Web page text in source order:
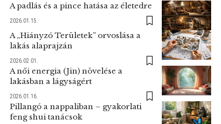
A padlás és a pince hatása az életedre
2026.01.15.
A „Hiányzó Területek” orvoslása a
lakás alaprajzán
2026.02.01.
A női energia (Jin) növelése a
lakásban a lágyságért
2026.01.16.
Pillangó a nappaliban – gyakorlati
feng shui tanácsok